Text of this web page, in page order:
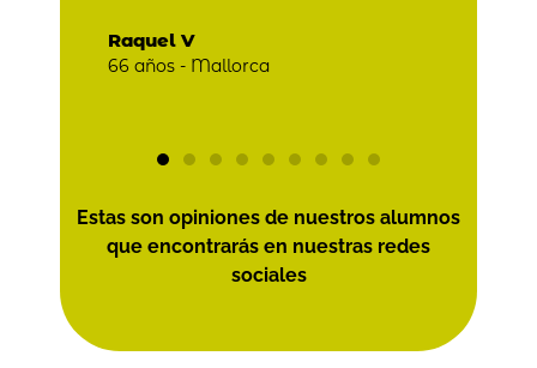
Raquel V
66 años - Mallorca
Estas son opiniones de nuestros alumnos
que encontrarás en nuestras redes
sociales